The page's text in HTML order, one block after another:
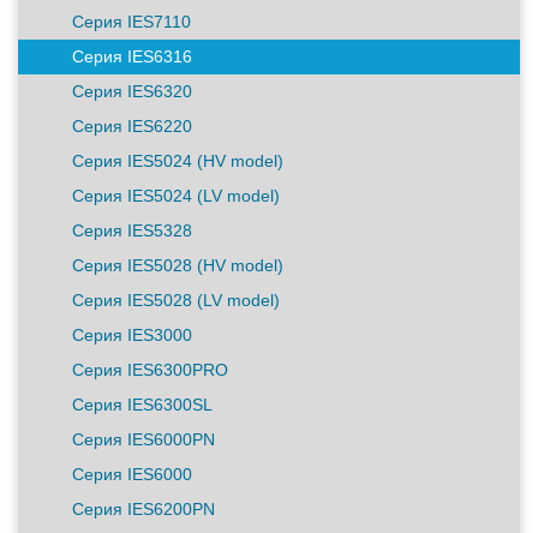
выхода из строя АКБ
товара производиться не будет!
ИБП с мощным зарядным устройством и
масштабируемым временем автономной работы в
зависимости от подключаемых внешних АКБ
подстанций
Кабели для промышленных сетей в новом каталоге ANC
Серия IES7110
Серия IES6316
Серия IES6320
Серия IES6220
Серия IES5024 (HV model)
Серия IES5024 (LV model)
Серия IES5328
Серия IES5028 (HV model)
Серия IES5028 (LV model)
Серия IES3000
Серия IES6300PRO
Серия IES6300SL
Серия IES6000PN
Серия IES6000
Серия IES6200PN